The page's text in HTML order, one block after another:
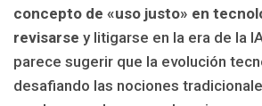
concepto de «uso justo» en
revisarse y litigarse en la era de la
parece sugerir que la evolución
desafiando las nociones